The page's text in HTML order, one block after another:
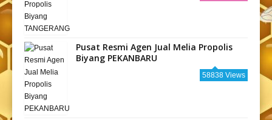
Pusat Resmi Agen Jual Melia Propolis
Biyang PEKANBARU
58838 Views